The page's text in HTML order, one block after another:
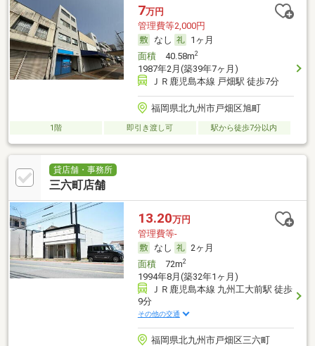
7万円
管理費等2,000円
なし
1ヶ月
面積40.58m2
1987年2月(築39年7ヶ月)
ＪＲ鹿児島本線 戸畑駅 徒歩7分
福岡県北九州市戸畑区旭町
1階 即引き渡し可 駅から徒歩7分以内
貸店舗・事務所
三六町店舗
13.20万円
管理費等-
なし
2ヶ月
面積72m2
1994年8月(築32年1ヶ月)
ＪＲ鹿児島本線 九州工大前駅 徒歩
9分
その他の交通
福岡県北九州市戸畑区三六町